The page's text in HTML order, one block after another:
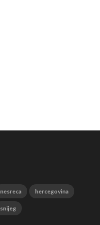
nesreca hercegovina
snijeg